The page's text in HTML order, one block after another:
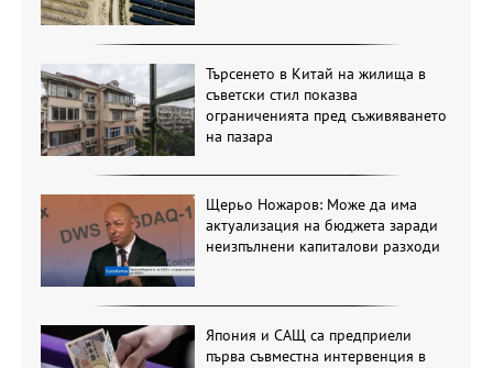
Търсенето в Китай на жилища в
съветски стил показва
ограниченията пред съживяването
на пазара
Щерьо Ножаров: Може да има
актуализация на бюджета заради
неизпълнени капиталови разходи
Япония и САЩ са предприели
първа съвместна интервенция в